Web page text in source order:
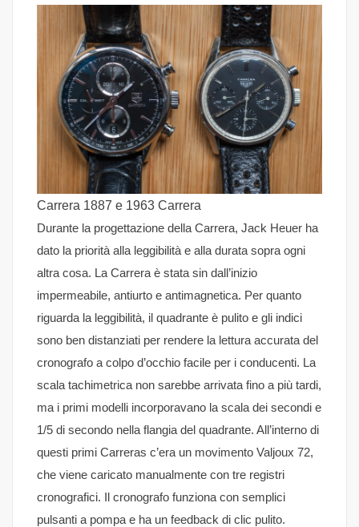
Carrera 1887 e 1963 Carrera
Durante la progettazione della Carrera, Jack Heuer ha
dato la priorità alla leggibilità e alla durata sopra ogni
altra cosa. La Carrera è stata sin dall’inizio
impermeabile, antiurto e antimagnetica. Per quanto
riguarda la leggibilità, il quadrante è pulito e gli indici
sono ben distanziati per rendere la lettura accurata del
cronografo a colpo d’occhio facile per i conducenti. La
scala tachimetrica non sarebbe arrivata fino a più tardi,
ma i primi modelli incorporavano la scala dei secondi e
1/5 di secondo nella flangia del quadrante. All’interno di
questi primi Carreras c’era un movimento Valjoux 72,
che viene caricato manualmente con tre registri
cronografici. Il cronografo funziona con semplici
pulsanti a pompa e ha un feedback di clic pulito.